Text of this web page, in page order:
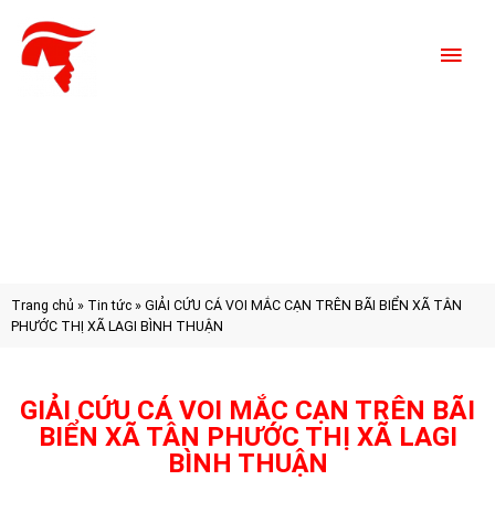
Trang chủ » Tin tức » GIẢI CỨU CÁ VOI MẮC CẠN TRÊN BÃI BIỂN XÃ TÂN
PHƯỚC THỊ XÃ LAGI BÌNH THUẬN
GIẢI CỨU CÁ VOI MẮC CẠN TRÊN BÃI
BIỂN XÃ TÂN PHƯỚC THỊ XÃ LAGI
BÌNH THUẬN